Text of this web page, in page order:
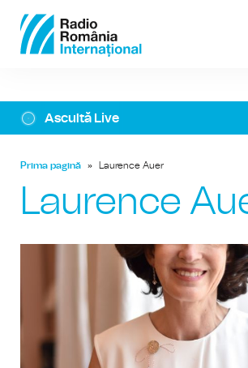
Ascultă Live
Prima pagină » Laurence Auer
Laurence